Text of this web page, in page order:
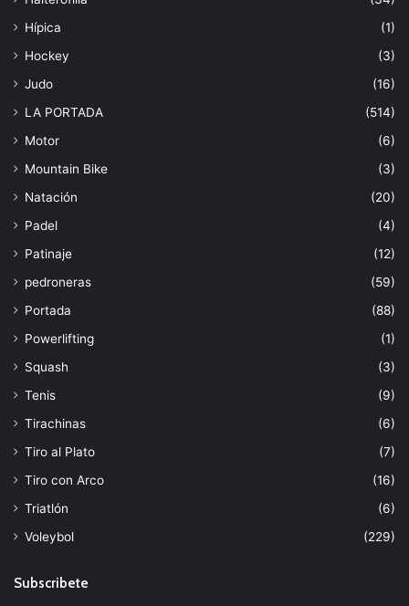
Hípica
(1)
Hockey
(3)
Judo
(16)
LA PORTADA
(514)
Motor
(6)
Mountain Bike
(3)
Natación
(20)
Padel
(4)
Patinaje
(12)
pedroneras
(59)
Portada
(88)
Powerlifting
(1)
Squash
(3)
Tenis
(9)
Tirachinas
(6)
Tiro al Plato
(7)
Tiro con Arco
(16)
Triatlón
(6)
Voleybol
(229)
Subscribete